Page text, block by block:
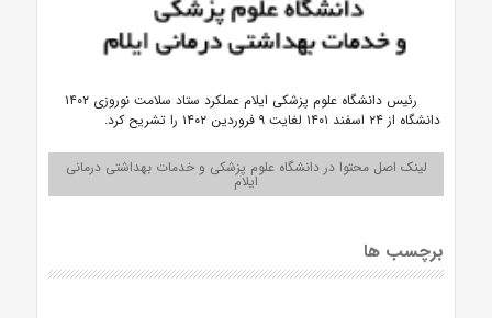
رئیس دانشگاه علوم پزشکی ایلام عملکرد ستاد سلامت نوروزی ۱۴۰۲
دانشگاه از ۲۴ اسفند ۱۴۰۱ لغایت ۹ فروردین ۱۴۰۲ را تشریح کرد.
لینک اصل محتوا در دانشگاه علوم پزشکی و خدمات بهداشتی درمانی
ایلام
برچسب ها